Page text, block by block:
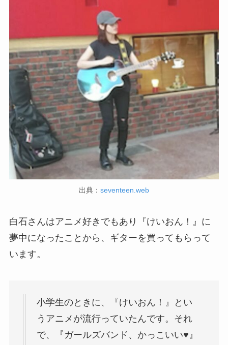
出典： seventeen.web
白石さんはアニメ好きでもあり『けいおん！』に
夢中になったことから、ギターを買ってもらって
います。
小学生のときに、『けいおん！』とい
うアニメが流行っていたんです。それ
で、『ガールズバンド、かっこいい♥︎』